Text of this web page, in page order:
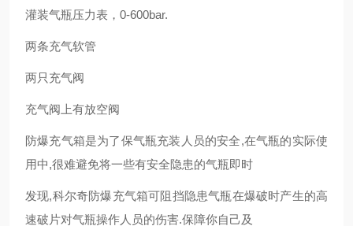
灌装气瓶压力表，0-600bar.
两条充气软管
两只充气阀
充气阀上有放空阀
防爆充气箱是为了保气瓶充装人员的安全,在气瓶的实际使
用中,很难避免将一些有安全隐患的气瓶即时
发现,科尔奇防爆充气箱可阻挡隐患气瓶在爆破时产生的高
速破片对气瓶操作人员的伤害.保障你自己及